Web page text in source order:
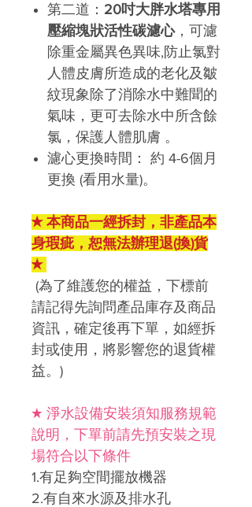
第二道： 20吋大胖水塔專用
壓縮塊狀活性碳濾心，可濾
除重金屬異色異味,防止氯對
人體皮膚所造成的老化及皺
紋現象除了消除水中難聞的
氣味，更可去除水中所含餘
氯，保護人體肌膚 。
濾心更換時間：
約 4-6個月
更換 (看用水量)。
★ 本商品一經拆封，非產品本
身瑕疵，恕無法辦理退(換)貨
★
(為了維護您的權益，下標前
請記得先詢問產品庫存及商品
資訊，確定後再下單，如經拆
封或使用，將影響您的退貨權
益。)
★ 淨水設備安裝須知服務規範
說明，下單前請先預安裝之現
場符合以下條件
1.有足夠空間擺放機器
2.有自來水源及排水孔